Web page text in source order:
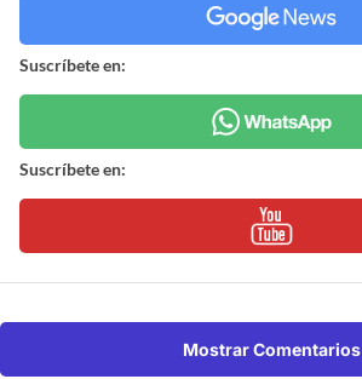
Suscríbete en:
Suscríbete en:
Mostrar Comentarios